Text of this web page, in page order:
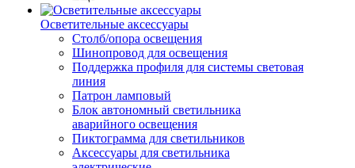
Осветительные аксессуары
Столб/опора освещения
Шинопровод для освещения
Поддержка профиля для системы световая
линия
Патрон ламповый
Блок автономный светильника
аварийного освещения
Пиктограмма для светильников
Аксессуары для светильника